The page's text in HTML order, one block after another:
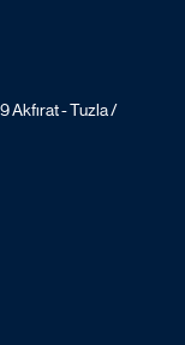
Akfırat - Tuzla /